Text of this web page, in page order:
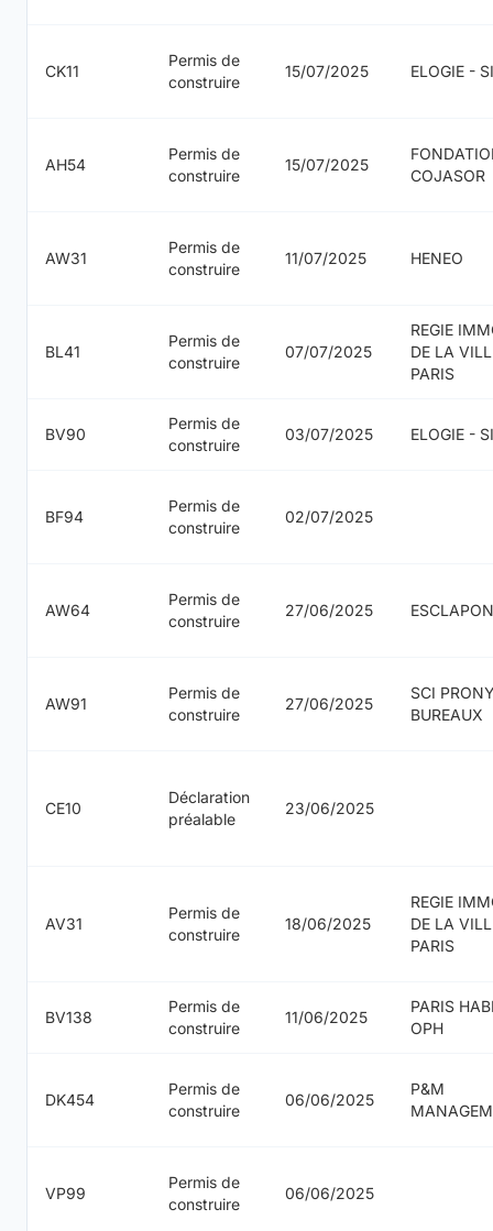
CK11
Permis de
construire
15/07/2025 ELOGIE -
AH54
Permis de
construire
15/07/2025
COJASOR
AW31
Permis de
construire
11/07/2025 HENEO
BL41
Permis de
construire
07/07/2025
REGIE
DE LA
PARIS
BV90
Permis de
construire
03/07/2025 ELOGIE -
BF94
Permis de
construire
02/07/2025
AW64
Permis de
construire
27/06/2025 ESCLAPON
AW91
Permis de
construire
27/06/2025
SCI
BUREAUX
CE10
Déclaration
préalable
23/06/2025
AV31
Permis de
construire
18/06/2025
REGIE
DE LA
PARIS
BV138
Permis de
construire
11/06/2025
PARIS
OPH
DK454
Permis de
construire
06/06/2025
P&M
VP99
Permis de
construire
06/06/2025